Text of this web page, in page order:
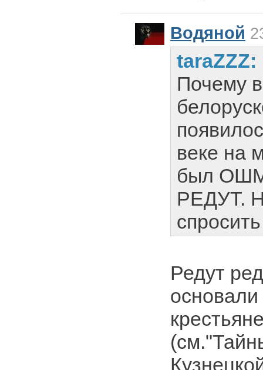
Водяной
taraZZZ:
Почему
веке на
был
РЕДУТ.
Редут